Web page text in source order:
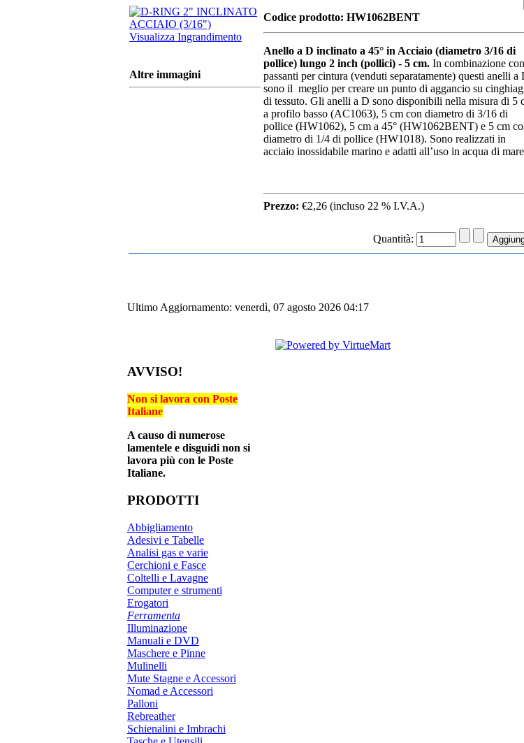
Visualizza Ingrandimento
Altre immagini
Codice prodotto: HW1062BENT
Anello a D inclinato a 45° in Acciaio (diametro 3/16 di
pollice) lungo 2 inch (pollici) - 5 cm. In combinazione con
passanti per cintura (venduti separatamente) questi anelli a
sono il meglio per creare un punto di aggancio su
di tessuto. Gli anelli a D sono disponibili nella misura di 5
a profilo basso (AC1063), 5 cm con diametro di 3/16 di
pollice (HW1062), 5 cm a 45° (HW1062BENT) e 5 cm
diametro di 1/4 di pollice (HW1018). Sono realizzati in
acciaio inossidabile marino e adatti all’uso in acqua di
Prezzo: €2,26 (incluso 22 % I.V.A.)
Quantità:
Ultimo Aggiornamento: venerdì, 07 agosto 2026 04:17
AVVISO!
Non si lavora con Poste
Italiane
A causo di numerose
lamentele e disguidi non si
lavora più con le Poste
Italiane.
PRODOTTI
Abbigliamento
Adesivi e Tabelle
Analisi gas e varie
Cerchioni e Fasce
Coltelli e Lavagne
Computer e strumenti
Erogatori
Ferramenta
Illuminazione
Manuali e DVD
Maschere e Pinne
Mulinelli
Mute Stagne e Accessori
Nomad e Accessori
Palloni
Rebreather
Schienalini e Imbrachi